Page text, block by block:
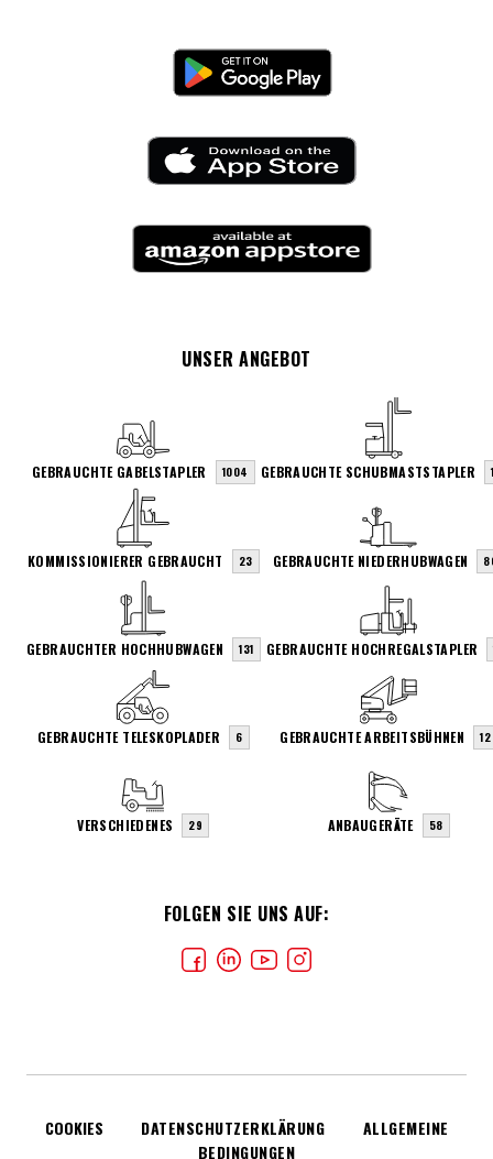
FOLGEN SIE UNS AUF:
UNSER ANGEBOT
GEBRAUCHTE GABELSTAPLER 1004 GEBRAUCHTE SCHUBMASTSTAPLER
KOMMISSIONIERER GEBRAUCHT 23 GEBRAUCHTE NIEDERHUBWAGEN
GEBRAUCHTER HOCHHUBWAGEN 131 GEBRAUCHTE HOCHREGALSTAPLER
GEBRAUCHTE TELESKOPLADER 6 GEBRAUCHTE ARBEITSBÜHNEN 12
VERSCHIEDENES 29 ANBAUGERÄTE 58
COOKIES DATENSCHUTZERKLÄRUNG
ALLGEMEINE
BEDINGUNGEN